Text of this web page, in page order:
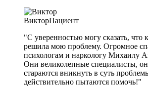
ВикторПациент
"С уверенностью могу сказать, что
решила мою проблему. Огромное
психологам и наркологу Михаилу
Они великолепные специалисты,
стараются вникнуть в суть
действительно пытаются помочь!"